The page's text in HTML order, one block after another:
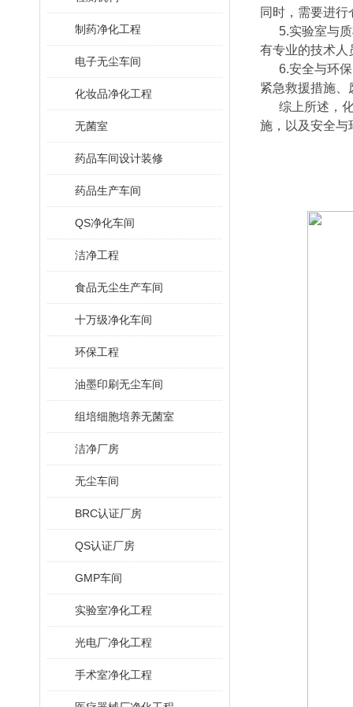
制药净化工程
电子无尘车间
化妆品净化工程
无菌室
药品车间设计装修
药品生产车间
QS净化车间
洁净工程
食品无尘生产车间
十万级净化车间
环保工程
油墨印刷无尘车间
组培细胞培养无菌室
洁净厂房
无尘车间
BRC认证厂房
QS认证厂房
GMP车间
实验室净化工程
光电厂净化工程
手术室净化工程
同时，需要进
5.实验室与
有专业的技术人
6.安全与环
紧急救援措施、
综上所述，
施，以及安全与